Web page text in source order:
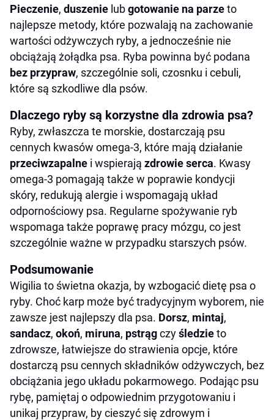
Pieczenie, duszenie lubgotowanie na parzeto
najlepsze metody, które pozwalają na zachowanie
wartości odżywczych ryby, a jednocześnie nie
obciążają żołądka psa. Ryba powinna być podana
bez przypraw, szczególnie soli, czosnku i cebuli,
które są szkodliwe dla psów.
Dlaczego ryby są korzystne dla zdrowia psa?
Ryby, zwłaszcza te morskie, dostarczają psu
cennych kwasów omega-3, które mają działanie
przeciwzapalne i wspierają zdrowie serca. Kwasy
omega-3 pomagają także w poprawie kondycji
skóry, redukują alergie i wspomagają układ
odpornościowy psa. Regularne spożywanie ryb
wspomaga także poprawę pracy mózgu, co jest
szczególnie ważne w przypadku starszych psów.
Podsumowanie
Wigilia to świetna okazja, by wzbogacić dietę psa o
ryby. Choć karp może być tradycyjnym wyborem, nie
zawsze jest najlepszy dla psa. Dorsz, mintaj,
sandacz, okoń, miruna, pstrągczyśledzieto
zdrowsze, łatwiejsze do strawienia opcje, które
dostarczą psu cennych składników odżywczych, bez
obciążania jego układu pokarmowego. Podając psu
rybę, pamiętaj o odpowiednim przygotowaniu i
unikaj przypraw, by cieszyć się zdrowym i